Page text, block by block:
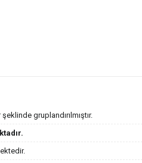
gruplandırılmıştır.